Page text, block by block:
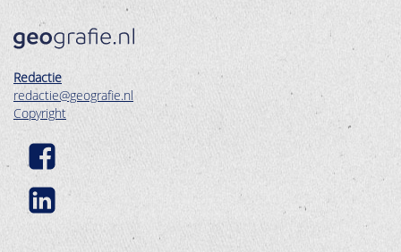
Redactie
redactie@geografie.nl
Copyright